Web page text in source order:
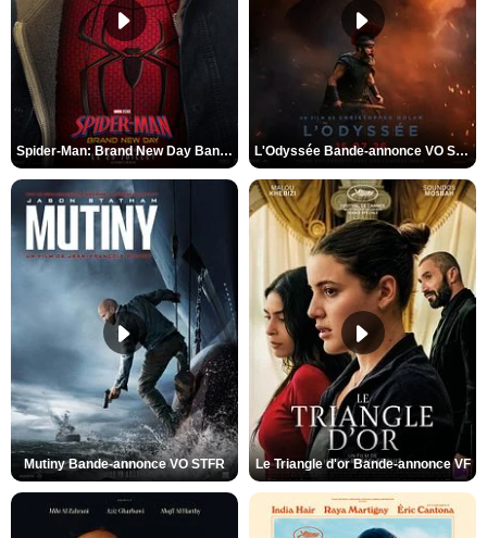
Spider-Man: Brand New Day Bande-annonce VO STFR L'Odyssée Bande-annonce VO STFR
Mutiny Bande-annonce VO STFR Le Triangle d'or Bande-annonce VF